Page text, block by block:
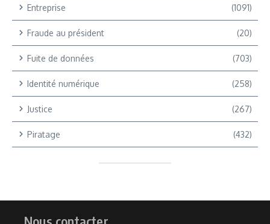
Entreprise (1091)
Fraude au président (20)
Fuite de données (703)
Identité numérique (258)
Justice (267)
Piratage (432)